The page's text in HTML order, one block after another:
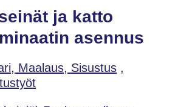
ja katto
asennus
Maalaus, Sisustus ,